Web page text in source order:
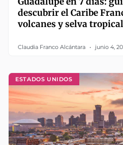
descubrir el Caribe
volcanes y selva tropical
Claudia Franco Alcántara junio 4,
ESTADOS UNIDOS